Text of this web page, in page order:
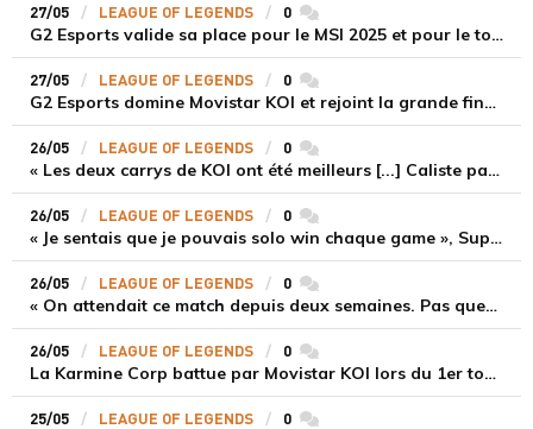
27/05 LEAGUE OF LEGENDS 0 commentaires
G2 Esports valide sa place pour le MSI 2025 et pour le tournoi League of Legends de l'EWC 2025
27/05 LEAGUE OF LEGENDS 0 commentaires
G2 Esports domine Movistar KOI et rejoint la grande finale du LEC Spring Split
26/05 LEAGUE OF LEGENDS 0 commentaires
« Les deux carrys de KOI ont été meilleurs [...] Caliste passe complètement à côté », Trayton analyse la défaite de la KCorp face à MKOI
26/05 LEAGUE OF LEGENDS 0 commentaires
« Je sentais que je pouvais solo win chaque game », Supa après la victoire de MKOI contre la KCorp
26/05 LEAGUE OF LEGENDS 0 commentaires
« On attendait ce match depuis deux semaines. Pas question d’être fatigué », Alvaro après la victoire de MKOI contre la Karmine Corp
26/05 LEAGUE OF LEGENDS 0 commentaires
La Karmine Corp battue par Movistar KOI lors du 1er tour des playoffs du LEC Spring Split 2025
25/05 LEAGUE OF LEGENDS 0 commentaires